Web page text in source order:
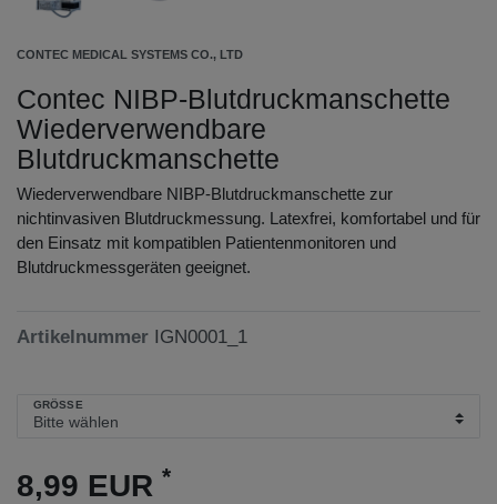
CONTEC MEDICAL SYSTEMS CO., LTD
Contec NIBP-Blutdruckmanschette
Wiederverwendbare
Blutdruckmanschette
Wiederverwendbare NIBP-Blutdruckmanschette zur
nichtinvasiven Blutdruckmessung. Latexfrei, komfortabel und für
den Einsatz mit kompatiblen Patientenmonitoren und
Blutdruckmessgeräten geeignet.
Artikelnummer IGN0001_1
GRÖSSE
8,99 EUR *